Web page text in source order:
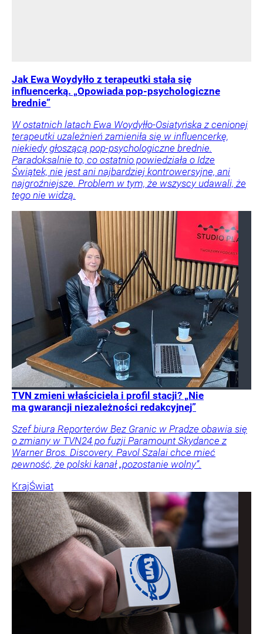
Jak Ewa Woydyłło z terapeutki stała się
influencerką. „Opowiada pop-psychologiczne
brednie”
W ostatnich latach Ewa Woydyłło-Osiatyńska z cenionej
terapeutki uzależnień zamieniła się w influencerkę,
niekiedy głoszącą pop-psychologiczne brednie.
Paradoksalnie to, co ostatnio powiedziała o Idze
Świątek, nie jest ani najbardziej kontrowersyjne, ani
najgroźniejsze. Problem w tym, że wszyscy udawali, że
tego nie widzą.
TVN zmieni właściciela i profil stacji? „Nie
ma gwarancji niezależności redakcyjnej”
Szef biura Reporterów Bez Granic w Pradze obawia się
o zmiany w TVN24 po fuzji Paramount Skydance z
Warner Bros. Discovery. Pavol Szalai chce mieć
pewność, że polski kanał „pozostanie wolny”.
KrajŚwiat